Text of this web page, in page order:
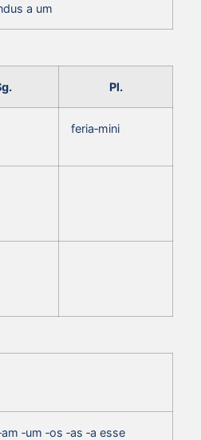
a um
Pl.
feria‑mini
‑um ‑os ‑as ‑a esse